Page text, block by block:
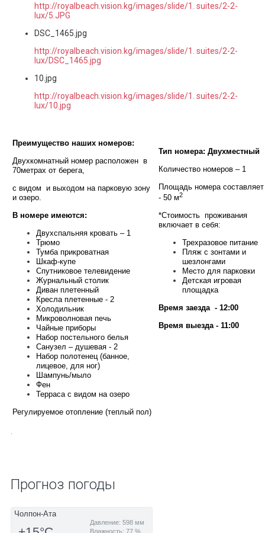
http://royalbeach.vision.kg/images/slide/1. suites/2-2-
lux/5.JPG
DSC_1465.jpg
http://royalbeach.vision.kg/images/slide/1. suites/2-2-
lux/DSC_1465.jpg
10.jpg
http://royalbeach.vision.kg/images/slide/1. suites/2-2-
lux/10.jpg
Преимущество наших номеров:
Двухкомнатный номер расположен в
70метрах от берега,
с видом и выходом на парковую зону
и озеро.
В номере имеются:
Двухспальняя кровать – 1
Трюмо
Тумба прикроватная
Шкаф-купе
Спутниковое телевидение
Журнальный столик
Диван плетенный
Кресла плетенные - 2
Холодильник
Микроволновая печь
Чайные приборы
Набор постельного белья
Санузел – душевая - 2
Набор полотенец (банное,
лицевое, для ног)
Шампунь/мыло
Фен
Терраса с видом на озеро
Регулируемое отопление (теплый пол)
Тип номера: Двухместный
Количество номеров – 1
Площадь номера составляет
- 50 м2
*Стоимость проживания
включает в себя:
Трехразовое питание
Пляж с зонтами и
шезлонгами
Место для парковки
Детская игровая
площадка
Время заезда - 12:00
Время выезда - 11:00
Прогноз погоды